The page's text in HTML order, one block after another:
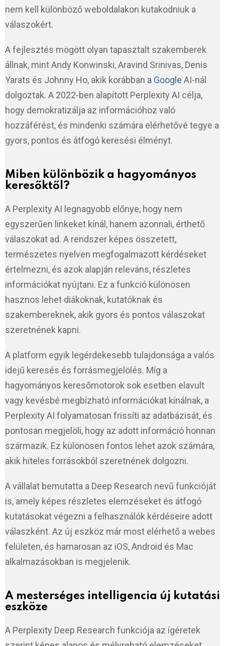
nem kell különböző weboldalakon kutakodniuk a
válaszokért.
A fejlesztés mögött olyan tapasztalt szakemberek
állnak, mint Andy Konwinski, Aravind Srinivas, Denis
Yarats és Johnny Ho, akik korábban a Google AI-nál
dolgoztak. A 2022-ben alapított Perplexity AI célja,
hogy demokratizálja az információhoz való
hozzáférést, és mindenki számára elérhetővé tegye a
gyors, pontos és átfogó keresési élményt.
Miben különbözik a hagyományos
keresőktől?
A Perplexity AI legnagyobb előnye, hogy nem
egyszerűen linkeket kínál, hanem azonnali, érthető
válaszokat ad. A rendszer képes összetett,
természetes nyelven megfogalmazott kérdéseket
értelmezni, és azok alapján releváns, részletes
információkat nyújtani. Ez a funkció különösen
hasznos lehet diákoknak, kutatóknak és
szakembereknek, akik gyors és pontos válaszokat
szeretnének kapni.
A platform egyik legérdekesebb tulajdonsága a valós
idejű keresés és forrásmegjelölés. Míg a
hagyományos keresőmotorok sok esetben elavult
vagy kevésbé megbízható információkat kínálnak, a
Perplexity AI folyamatosan frissíti az adatbázisát, és
pontosan megjelöli, hogy az adott információ honnan
származik. Ez különösen fontos lehet azok számára,
akik hiteles forrásokból szeretnének dolgozni.
A vállalat bemutatta a Deep Research nevű funkcióját
is, amely képes részletes elemzéseket és átfogó
kutatásokat végezni a felhasználók kérdéseire adott
válaszként. Az új eszköz már most elérhető a webes
felületen, és hamarosan az iOS, Android és Mac
alkalmazásokban is megjelenik.
A mesterséges intelligencia új kutatási
eszköze
A Perplexity Deep Research funkciója az ígéretek